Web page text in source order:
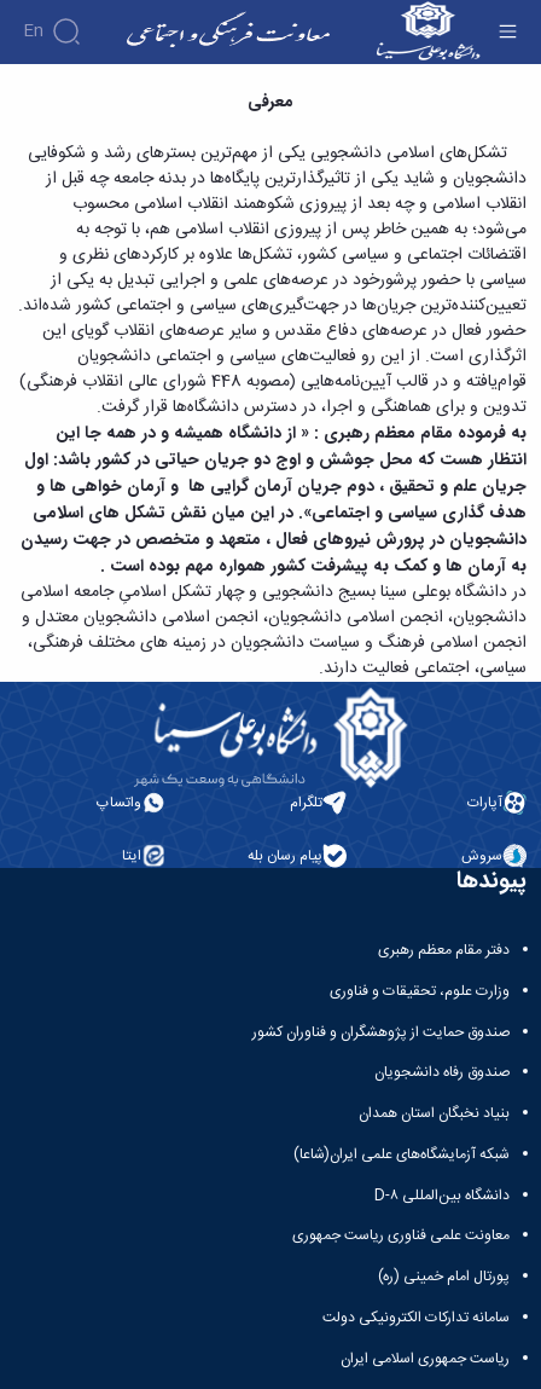
En
معاونت
درباره
معرفی
معاون
اهداف
و
وظایف
معاونین
قبلی
کارکنان
ساختار
سازمانی
مدیر
برنامه
ریزی
فرهنگی
و
اجتماعی
مدیر
حمایت
و
پشتیبانی
سامانی
ارتباط با
معاونت
تماس
با
نشانی
نقشه
دفترچه
تلفن
واحد
ها
فرهنگی
اجتماعی
انجمن
های علمی
دانشجویی
معرفی
کارشناسان
لیست
انجمن
های
علمی
آئین
نامه
ها
ثبت
نام
انجمن
های
علمی
افتخارات
کسب
کارشناسان
تشکل
های
آئین
نامه
ها
های
ثبت
افتخارات
کسب
شده
کانونهای
اجتماعی
معرفی
کارشناسان
کانون
آئین‌نامه‌ها
آئین
نامه
های
معاونت
فرهنگی
پیوست
فرهنگی
پوشش
و
آراستگی
در
دانشگاه
بوعلی
سینا
جشنواره
فرهنگی
و
هنری
همدلی"
های
ثبت
آنلاین
تورهای
زیارتی
فرم
های
ثبت
نام
آنلاین
انتخابات
انجمن
علمی
دانشجویی
های
نام
آرشیو
اخبار
اخبار
معاونت
فرهنگی
و
اجتماعی
اخبار
انجمن
های
علمی
دانشجویی
اخبار
تشکل
های
اسلامی
اخبار
کانون
اجتماعی
گالری
تصاویر
مراسم
جشن
جدیدالورود
مراسم
جشن
آموختگی
مراسم
اعیاد
مختلف
بایگانی
سال
سال
1400
سال
1399
1398
معرفی
تشکل‌های اسلامی دانشجویی یکی از مهم‌ترین بسترهای رشد و شکوفایی
دانشجویان و شاید یکی از تاثیرگذارترین پایگاه‌ها در بدنه جامعه چه قبل از
انقلاب اسلامی و چه بعد از پیروزی شکوهمند انقلاب اسلامی محسوب
می‌شود؛ به همین خاطر پس از پیروزی انقلاب اسلامی هم، با توجه به
اقتضائات اجتماعی و سیاسی کشور، تشکل‌ها علاوه بر کارکردهای نظری و
سیاسی با حضور پرشورخود در عرصه‌های علمی و اجرایی تبدیل به یکی از
تعیین‌کننده‌ترین جریان‌ها در جهت‌گیری‌های سیاسی و اجتماعی کشور شده‌اند.
حضور فعال در عرصه‌های دفاع مقدس و سایر عرصه‌های انقلاب گویای این
اثرگذاری است. از این رو فعالیت‌های سیاسی و اجتماعی دانشجویان
قوام‌یافته و در قالب آیین‌نامه‌هایی (مصوبه 448 شورای عالی انقلاب فرهنگی)
تدوین و برای هماهنگی و اجرا، در دسترس دانشگاه‌ها قرار گرفت.
به فرموده مقام معظم رهبری : « از دانشگاه همیشه و در همه جا این
انتظار هست که محل جوشش و اوج دو جریان حیاتی در کشور باشد: اول
جریان علم و تحقیق ، دوم جریان آرمان گرایی ها و آرمان خواهی ها و
هدف گذاری سیاسی و اجتماعی». در این میان نقش تشکل های اسلامی
دانشجویان در پرورش نیروهای فعال ، متعهد و متخصص در جهت رسیدن
به آرمان ها و کمک به پیشرفت کشور همواره مهم بوده است .
در دانشگاه بوعلی سینا بسیج دانشجویی و چهار تشکل اسلامیِ جامعه اسلامی
دانشجویان، انجمن اسلامی دانشجویان، انجمن اسلامی دانشجویان معتدل و
انجمن اسلامی فرهنگ و سیاست دانشجویان در زمینه های مختلف فرهنگی،
سیاسی، اجتماعی فعالیت دارند.
آپارات تلگرام واتساپ
سروش پیام رسان بله ایتا
پیوندها
دفتر مقام معظم رهبری
وزارت علوم، تحقیقات و فناوری
صندوق حمایت از پژوهشگران و فناوران کشور
صندوق رفاه دانشجویان
بنیاد نخبگان استان همدان
شبکه آزمایشگاه‌های علمی ایران(شاعا)
دانشگاه بین‌المللی D-۸
معاونت علمی فناوری ریاست جمهوری
پورتال امام خمینی (ره)
سامانه تدارکات الکترونیکی دولت
ریاست جمهوری اسلامی ایران